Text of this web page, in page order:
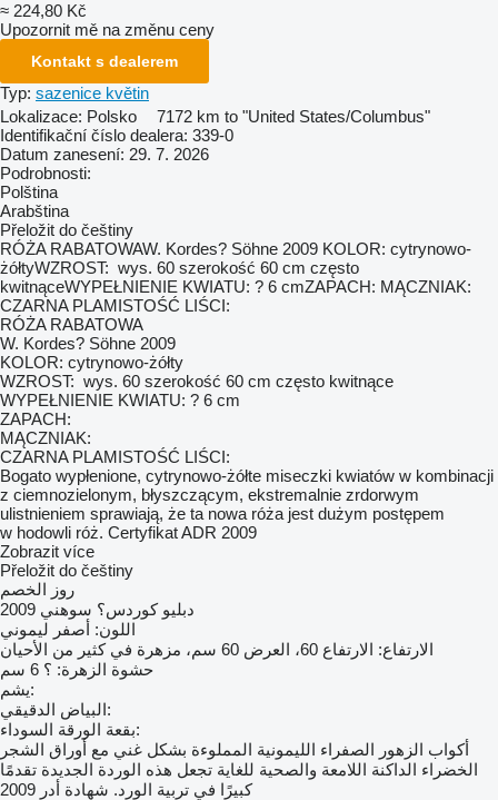
≈ 224,80 Kč
Upozornit mě na změnu ceny
Kontakt s dealerem
Typ: sazenice květin
Lokalizace: Polsko
7172 km to "United States/Columbus"
Identifikační číslo dealera: 339-0
Datum zanesení: 29. 7. 2026
Podrobnosti:
Polština
Arabština
Přeložit do češtiny
RÓŻA RABATOWAW. Kordes? Söhne 2009 KOLOR: cytrynowo-
żółtyWZROST: wys. 60 szerokość 60 cm często
kwitnąceWYPEŁNIENIE KWIATU: ? 6 cmZAPACH: MĄCZNIAK:
CZARNA PLAMISTOŚĆ LIŚCI:
RÓŻA RABATOWA
W. Kordes? Söhne 2009
KOLOR: cytrynowo-żółty
WZROST: wys. 60 szerokość 60 cm często kwitnące
WYPEŁNIENIE KWIATU: ? 6 cm
ZAPACH:
MĄCZNIAK:
CZARNA PLAMISTOŚĆ LIŚCI:
Bogato wypłenione, cytrynowo-żółte miseczki kwiatów w kombinacji
z ciemnozielonym, błyszczącym, ekstremalnie zrdorwym
ulistnieniem sprawiają, że ta nowa róża jest dużym postępem
w hodowli róż. Certyfikat ADR 2009
Zobrazit více
Přeložit do češtiny
روز الخصم
دبليو كوردس؟ سوهني 2009
اللون: أصفر ليموني
الارتفاع: الارتفاع 60، العرض 60 سم، مزهرة في كثير من الأحيان
حشوة الزهرة: ؟ 6 سم
يشم:
البياض الدقيقي:
بقعة الورقة السوداء:
أكواب الزهور الصفراء الليمونية المملوءة بشكل غني مع أوراق الشجر
الخضراء الداكنة اللامعة والصحية للغاية تجعل هذه الوردة الجديدة تقدمًا
كبيرًا في تربية الورد. شهادة أدر 2009